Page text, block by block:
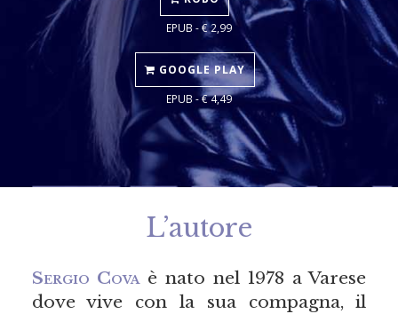
EPUB - € 2,99
GOOGLE PLAY
EPUB - € 4,49
L’autore
Sergio Covaè nato nel 1978 a Varese
dove vive con la sua compagna, il